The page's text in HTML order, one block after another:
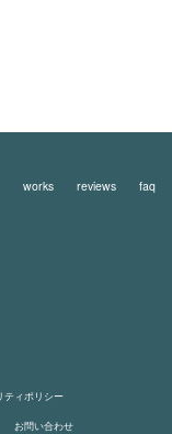
works reviews faq
ティポリシー
お問い合わせ